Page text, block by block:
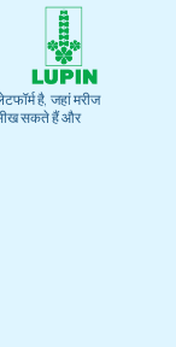
है, जहां मरीज
सीख सकते हैं और